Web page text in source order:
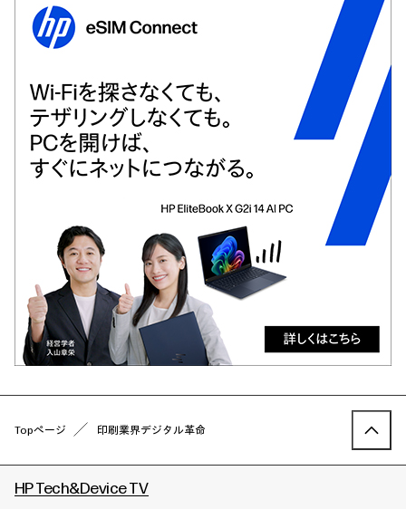
Topページ 印刷業界デジタル革命
HP Tech&Device TV